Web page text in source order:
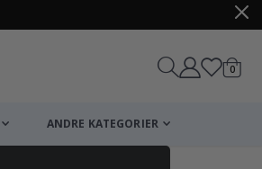
0varer
ANDRE KATEGORIER